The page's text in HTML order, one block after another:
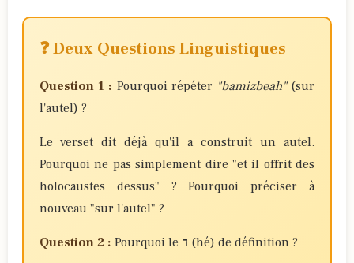
❓ Deux Questions Linguistiques
Question 1 : Pourquoi répéter "bamizbeah"(sur
l'autel) ?
Le verset dit déjà qu'il a construit un autel.
Pourquoi ne pas simplement dire "et il offrit des
holocaustes dessus" ? Pourquoi préciser à
nouveau "sur l'autel" ?
Question 2 : Pourquoi le ה (hé) de définition ?